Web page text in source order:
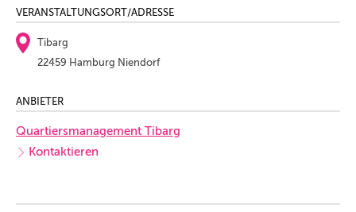
VERANSTALTUNGSORT/ADRESSE
Tibarg
22459 Hamburg Niendorf
ANBIETER
Quartiersmanagement Tibarg
Kontaktieren